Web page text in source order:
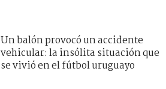
Un balón provocó un accidente
vehicular: la insólita situación que
se vivió en el fútbol uruguayo